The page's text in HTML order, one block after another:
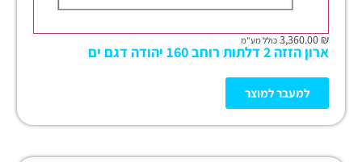
₪ כולל מע"מ
ארון הזזה 2 דלתות רוחב 160 יהודה דגם ים
למעבר למוצר